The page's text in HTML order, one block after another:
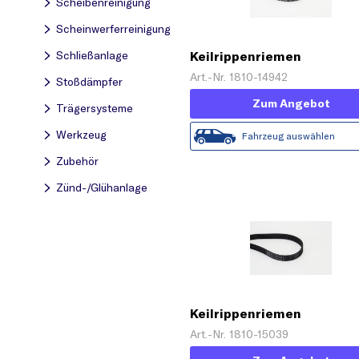
Scheinwerferreinigung
Schließanlage
Stoßdämpfer
Trägersysteme
Werkzeug
Zubehör
Zünd-/Glühanlage
Keilrippenriemen
Art.-Nr. 1810-14942
Zum Angebot
Fahrzeug auswählen
Keilrippenriemen
Art.-Nr. 1810-15039